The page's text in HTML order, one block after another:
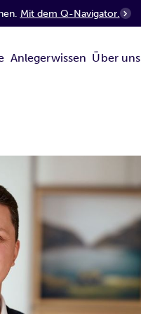
Mit dem Q-Navigator.
Anlegerwissen Über uns